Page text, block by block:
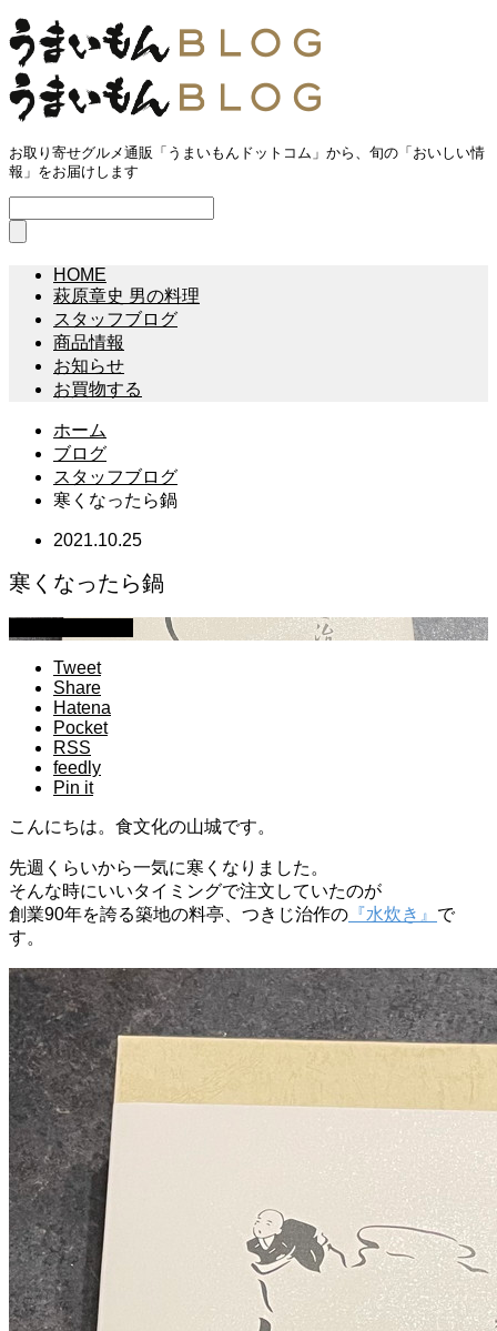
お取り寄せグルメ通販「うまいもんドットコム」から、旬の「おいしい情
報」をお届けします
HOME
萩原章史 男の料理
スタッフブログ
商品情報
お知らせ
お買物する
ホーム
ブログ
スタッフブログ
寒くなったら鍋
2021.10.25
寒くなったら鍋
Tweet
Share
Hatena
Pocket
RSS
feedly
Pin it
こんにちは。食文化の山城です。
先週くらいから一気に寒くなりました。
そんな時にいいタイミングで注文していたのが
創業90年を誇る築地の料亭、つきじ治作の 『水炊き』 で
す。